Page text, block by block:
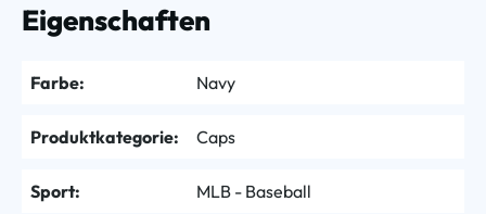
Eigenschaften
Farbe: Navy
Produktkategorie: Caps
Sport: MLB - Baseball